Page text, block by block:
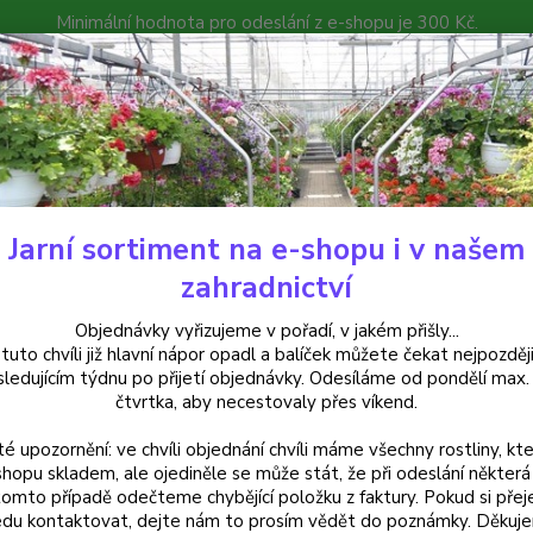
Minimální hodnota pro odeslání z e-shopu je 300 Kč.
můžete čekat nejpozději v následujícím týdnu po přijetí
Poradna Kontakty
Hledat
Fuchsie Walz Lucifer Fuchsie - cena na prodejně
Lucifer Fuchsie - cena na
sytě
Jarní sortiment na e-shopu i v našem
zahradnictví
Objednávky vyřizujeme v pořadí, v jakém přišly...
chvíli již hlavní nápor opadl a balíček můžete čekat
týdnu po přijetí objednávky. Odesíláme od pondělí
čtvrtka, aby necestovaly přes víkend.
upozornění: ve chvíli objednání chvíli máme všechny rostliny,
skladem, ale ojediněle se může stát, že při odeslání některá
případě odečteme chybějící položku z faktury. Pokud si
kontaktovat, dejte nám to prosím vědět do poznámky.